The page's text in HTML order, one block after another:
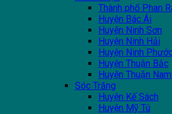
Thành phố Phan
Huyện Bác Ái
Huyện Ninh Sơn
Huyện Ninh Hải
Huyện Ninh
Huyện Thuận Bắc
Huyện Thuận Nam
Sóc Trăng
Huyện Kế Sách
Huyện Mỹ Tú